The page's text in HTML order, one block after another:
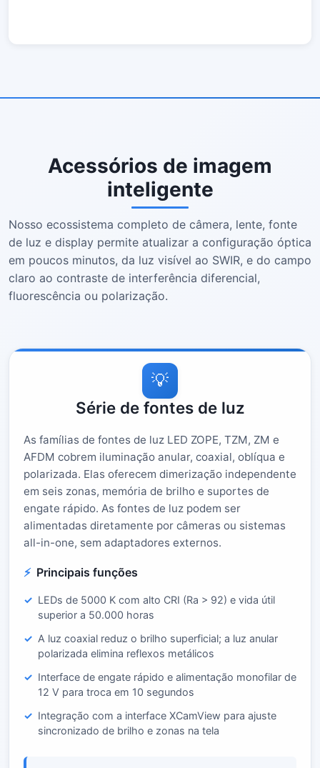
Acessórios de imagem
inteligente
Nosso ecossistema completo de câmera, lente, fonte
de luz e display permite atualizar a configuração óptica
em poucos minutos, da luz visível ao SWIR, e do campo
claro ao contraste de interferência diferencial,
fluorescência ou polarização.
💡
Série de fontes de luz
As famílias de fontes de luz LED ZOPE, TZM, ZM e
AFDM cobrem iluminação anular, coaxial, oblíqua e
polarizada. Elas oferecem dimerização independente
em seis zonas, memória de brilho e suportes de
engate rápido. As fontes de luz podem ser
alimentadas diretamente por câmeras ou sistemas
all-in-one, sem adaptadores externos.
Principais funções
LEDs de 5000 K com alto CRI (Ra > 92) e vida útil
superior a 50.000 horas
A luz coaxial reduz o brilho superficial; a luz anular
polarizada elimina reflexos metálicos
Interface de engate rápido e alimentação monofilar de
12 V para troca em 10 segundos
Integração com a interface XCamView para ajuste
sincronizado de brilho e zonas na tela